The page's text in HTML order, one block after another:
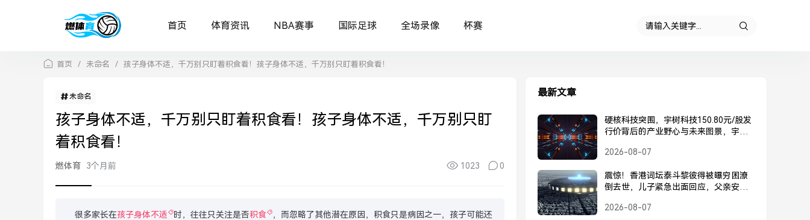
首页 体育资讯 NBA赛事 国际足球 全场录像 杯赛
首页 / 未命名 / 孩子身体不适，千万别只盯着积食看！孩子身体不适，千万别只盯着积食看！
未命名
孩子身体不适，千万别只盯着积食看！孩子身体不适，千万别只盯
着积食看！
燃体育 3个月前 1023 0
很多家长在孩子身体不适 时，往往只关注是否积食
，而忽略了其他潜在原因，积食只是病因之一，孩子可能还
最新文章
硬核科技突围，宇树科技150.80元/股发
行价背后的产业野心与未来图景，宇树
背后的产业野心与未来图景
2026-08-07
震惊！香港词坛泰斗黎彼得被曝穷困潦
倒去世，儿子紧急出面回应，父亲安
紧急回应，父亲安好并未离世
2026-08-07